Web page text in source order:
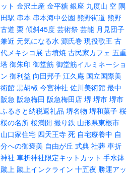
ット 金沢土産 金平糖 銀座 九度山 空 隅
田駅 串本 串本海中公園 熊野街道 熊野
古道 栗 傾斜45度 芸術祭 芸能 月見団子
兼近 元気になる水 源氏巻 現役歌王 古
代メキシコ展 古墳焼 古民家カフェ 五重
塔 御朱印 御堂筋 御堂筋イルミネーショ
ン 御利益 向田邦子 江久庵 国立国際美
術館 黒胡椒 今宮神社 佐川美術館 最中
阪急 阪急梅田 阪急梅田店 堺 堺市 堺市
ふるさと納税返礼品 堺名物 堺和菓子 桜
桜の名所 桜満開 撮り鉄 山形県東根市
山口家住宅 四天王寺 死 自宅療養中 自
分への御褒美 自由が丘 式典 社葬 車折
神社 車折神社限定キットカット 手水鉢
蹴上 蹴上インクライン 十五夜 勝運アッ